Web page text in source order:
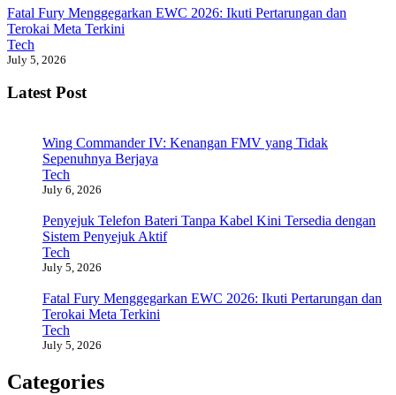
Fatal Fury Menggegarkan EWC 2026: Ikuti Pertarungan dan
Terokai Meta Terkini
Tech
July 5, 2026
Latest Post
Wing Commander IV: Kenangan FMV yang Tidak
Sepenuhnya Berjaya
Tech
July 6, 2026
Penyejuk Telefon Bateri Tanpa Kabel Kini Tersedia dengan
Sistem Penyejuk Aktif
Tech
July 5, 2026
Fatal Fury Menggegarkan EWC 2026: Ikuti Pertarungan dan
Terokai Meta Terkini
Tech
July 5, 2026
Categories